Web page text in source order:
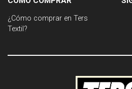
¿Cómo comprar en Ters
Textil?